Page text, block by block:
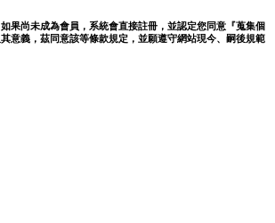
果尚未成為會員，系統會直接註冊，並認定您同意『蒐集個
意義，茲同意該等條款規定，並願遵守網站現今、嗣後規範